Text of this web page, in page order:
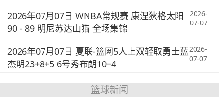
2026年07月07日 WNBA常规赛 康涅狄格太阳
90 - 89 明尼苏达山猫 全场集锦
2026-
07-07
2026年07月07日 夏联-篮网5人上双轻取勇士蓝
杰明23+8+5 6号秀布朗10+4
2026-
07-07
篮球新闻